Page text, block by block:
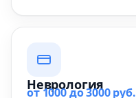
Неврология
от 1000 до 3000 руб.